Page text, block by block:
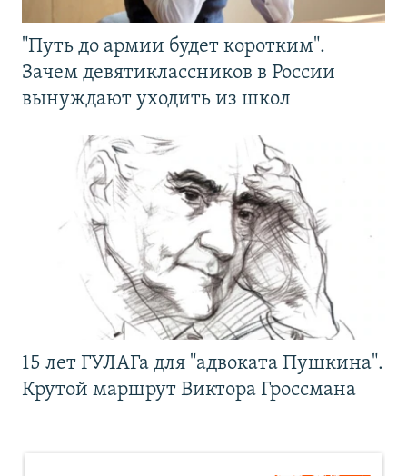
"Путь до армии будет коротким".
Зачем девятиклассников в России
вынуждают уходить из школ
15 лет ГУЛАГа для "адвоката Пушкина".
Крутой маршрут Виктора Гроссмана